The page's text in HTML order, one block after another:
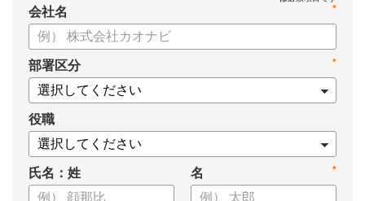
しかし、「何から手を付けてよいかわからない」「なかなかデジ
タル化が進まない」「既存システムを変えることに抵抗がある」
といった理由から、推進に踏み切れていない企業も少なくあり
ません。
本資料では、人事DXの目的や成功させるためのポイントを解
説します。
*
会社名
*
部署区分
役職
氏名：姓 *
名